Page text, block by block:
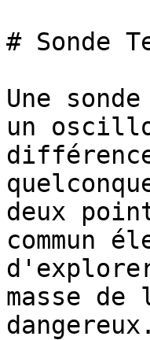
# Sonde
Une
un
deux
commun
masse
dangereux.